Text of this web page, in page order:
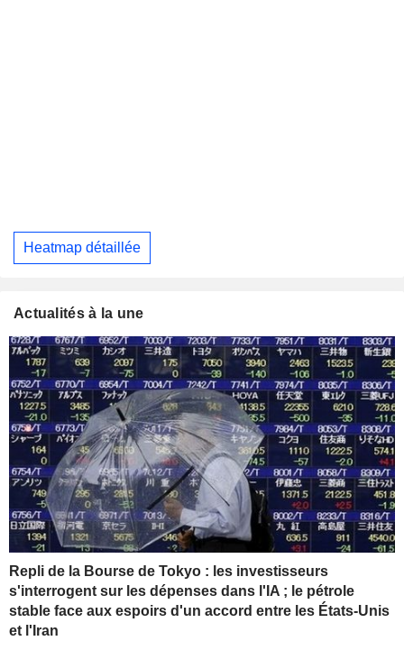
Heatmap détaillée
Actualités à la une
Repli de la Bourse de Tokyo : les investisseurs
s'interrogent sur les dépenses dans l'IA ; le pétrole
stable face aux espoirs d'un accord entre les États-Unis
et l'Iran